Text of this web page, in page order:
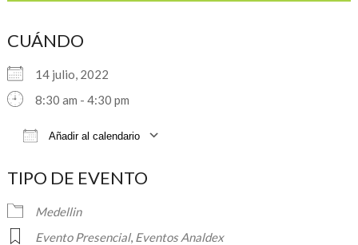
CUÁNDO
14 julio, 2022
8:30 am - 4:30 pm
Añadir al calendario
TIPO DE EVENTO
Medellin
Evento Presencial, Eventos Analdex